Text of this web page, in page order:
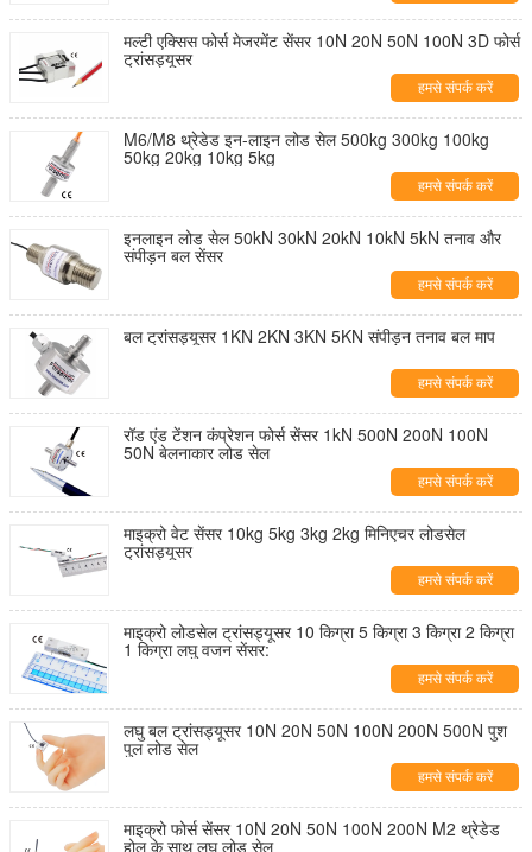
मल्टी एक्सिस फोर्स मेजरमेंट सेंसर 10N 20N 50N 100N 3D फोर्स
ट्रांसड्यूसर
हमसे संपर्क करें
M6/M8 थ्रेडेड इन-लाइन लोड सेल 500kg 300kg 100kg
50kg 20kg 10kg 5kg
हमसे संपर्क करें
इनलाइन लोड सेल 50kN 30kN 20kN 10kN 5kN तनाव और
संपीड़न बल सेंसर
हमसे संपर्क करें
बल ट्रांसड्यूसर 1KN 2KN 3KN 5KN संपीड़न तनाव बल माप
हमसे संपर्क करें
रॉड एंड टेंशन कंप्रेशन फोर्स सेंसर 1kN 500N 200N 100N
50N बेलनाकार लोड सेल
हमसे संपर्क करें
माइक्रो वेट सेंसर 10kg 5kg 3kg 2kg मिनिएचर लोडसेल
ट्रांसड्यूसर
हमसे संपर्क करें
माइक्रो लोडसेल ट्रांसड्यूसर 10 किग्रा 5 किग्रा 3 किग्रा 2 किग्रा
1 किग्रा लघु वजन सेंसर:
हमसे संपर्क करें
लघु बल ट्रांसड्यूसर 10N 20N 50N 100N 200N 500N पुश
पुल लोड सेल
हमसे संपर्क करें
माइक्रो फोर्स सेंसर 10N 20N 50N 100N 200N M2 थ्रेडेड
होल के साथ लघु लोड सेल